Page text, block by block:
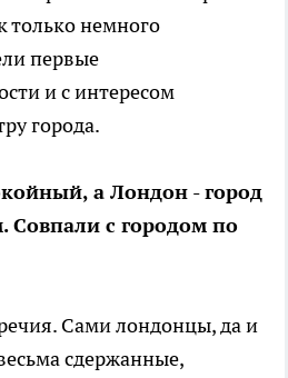
только немного
первые
и с интересом
города.
а Лондон - город
Совпали с городом по
Сами лондонцы, да и
сдержанные,